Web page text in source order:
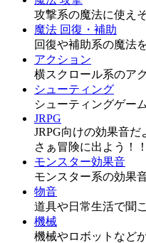
攻撃系の魔法に使え
魔法 回復・補助
回復や補助系の魔法
アクション
横スクロール系のア
シューティング
シューティングゲー
JRPG
JRPG向けの効果音だ
さぁ冒険に出よう！！
モンスター効果音
モンスター系の効果
物音
道具や日常生活で聞
機械
機械やロボットなど